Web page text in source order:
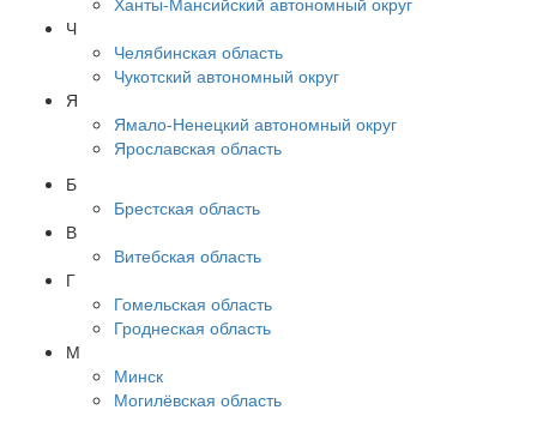
Ч
Челябинская область
Чукотский автономный округ
Я
Ямало-Ненецкий автономный округ
Ярославская область
Б
Брестская область
В
Витебская область
Г
Гомельская область
Гроднеская область
М
Минск
Могилёвская область